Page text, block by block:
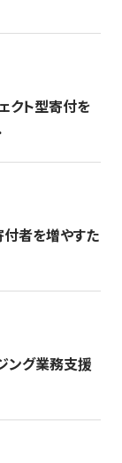
クト型寄付を
付者を増やすた
ング業務支援